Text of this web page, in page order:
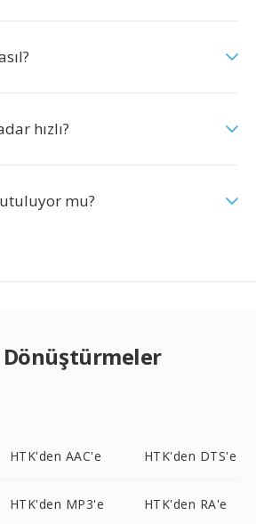
hızlı?
mu?
HTK'den AAC'e HTK'den DTS'e
HTK'den MP3'e HTK'den RA'e